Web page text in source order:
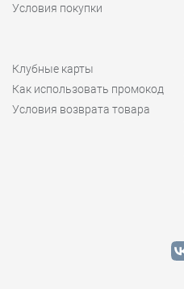
Условия покупки
Клубные карты
Как использовать промокод
Условия возврата товара